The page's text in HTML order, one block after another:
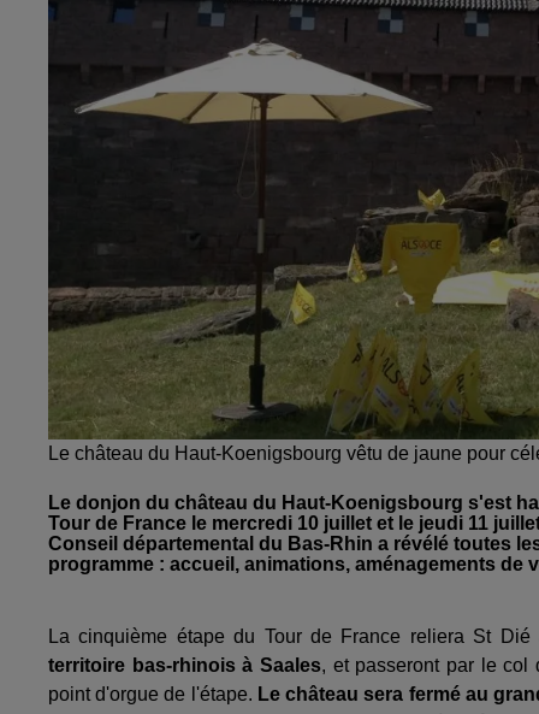
Le château du Haut-Koenigsbourg vêtu de jaune pour
Le donjon du château du Haut-Koenigsbourg s'est
Tour de France le mercredi 10 juillet et le jeudi 11
Conseil départemental du Bas-Rhin a révélé toutes
programme : accueil, animations, aménagements de
La cinquième étape du Tour de France reliera St Dié
territoire bas-rhinois à Saales, et passeront par le col
point d'orgue de l'étape. Le château sera fermé au